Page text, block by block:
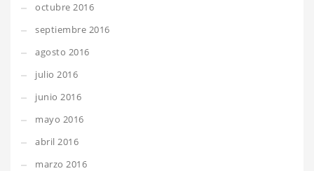
octubre 2016
septiembre 2016
agosto 2016
julio 2016
junio 2016
mayo 2016
abril 2016
marzo 2016